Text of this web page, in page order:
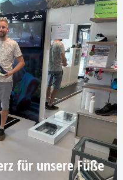
für unsere Füße